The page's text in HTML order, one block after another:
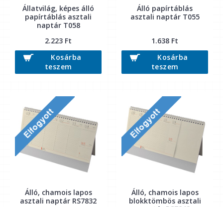
Állatvilág, képes álló
papírtáblás asztali
naptár T058
2.223 Ft
Kosárba
teszem
Álló papírtáblás
asztali naptár T055
1.638 Ft
Kosárba
teszem
Álló, chamois lapos
asztali naptár RS7832
Álló, chamois lapos
blokktömbös asztali